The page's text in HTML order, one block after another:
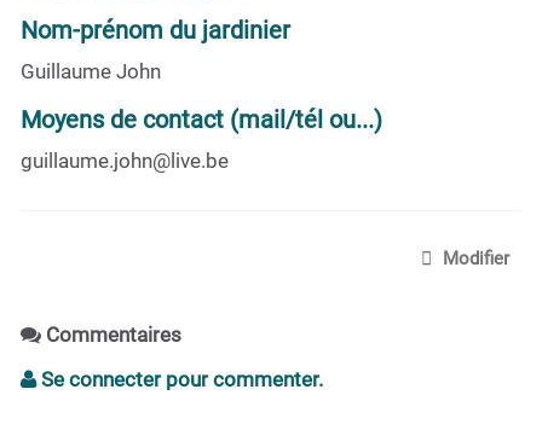
Nom-prénom du jardinier
Guillaume John
Moyens de contact (mail/tél ou...)
guillaume.john@live.be
Modifier
Commentaires
Se connecter pour commenter.